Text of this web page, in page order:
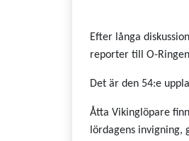
Efter långa
reporter till O-
Det är den 54:e
Åtta Vikinglöpare
lördagens invigning,